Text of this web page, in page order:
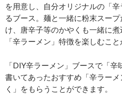
を用意し、自分オリジナルの「
るブース。麺と一緒に粉末スー
け、唐辛子等のかやくも一緒に
「辛ラーメン」特徴を楽しむこと
「DIY辛ラーメン」ブースで「
書いてあったおすすめ「辛ラー
く」をもらうことができます。